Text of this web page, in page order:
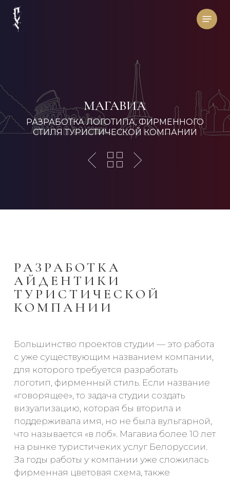
Skip
main
Menu
МАГАВИА
РАЗРАБОТКА ЛОГОТИПА, ФИРМЕННОГО
СТИЛЯ ТУРИСТИЧЕСКОЙ КОМПАНИИ
РАЗРАБОТКА
АЙДЕНТИКИ
ТУРИСТИЧЕСКОЙ
КОМПАНИИ
Большинство проектов студии — это работа
с уже существующим названием компании,
для которого требуется разработать
логотип, фирменный стиль. Если название
«говорящее», то задача студии создать
визуализацию, которая бы вторила и
поддерживала имя, но не была вульгарной,
что называется «в лоб». Магавиа более 10 лет
на рынке туристичеких услуг Белоруссии.
За годы работы у компании уже сложилась
фирменная цветовая схема, также